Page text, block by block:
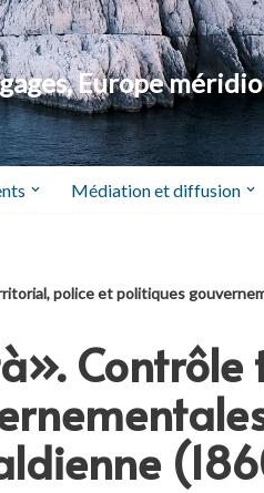
Europe
Médiation et diffusion
police et politiques